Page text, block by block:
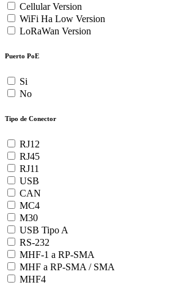
Cellular Version
WiFi Ha Low Version
LoRaWan Version
Puerto PoE
Si
No
Tipo de Conector
RJ12
RJ45
RJ11
USB
CAN
MC4
M30
USB Tipo A
RS-232
MHF-1 a RP-SMA
MHF a RP-SMA / SMA
MHF4